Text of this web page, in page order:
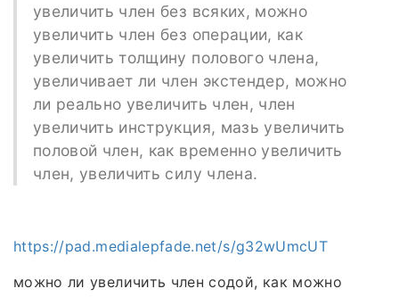
увеличить член без всяких, можно
увеличить член без операции, как
увеличить толщину полового члена,
увеличивает ли член экстендер, можно
ли реально увеличить член, член
увеличить инструкция, мазь увеличить
половой член, как временно увеличить
член, увеличить силу члена.
https://pad.medialepfade.net/s/g32wUmcUT
можно ли увеличить член содой, как можно